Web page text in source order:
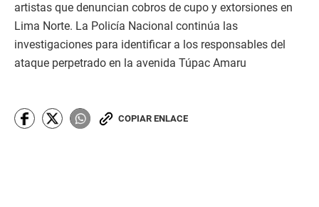
artistas que denuncian cobros de cupo y extorsiones en
Lima Norte. La Policía Nacional continúa las
investigaciones para identificar a los responsables del
ataque perpetrado en la avenida Túpac Amaru
COPIAR ENLACE